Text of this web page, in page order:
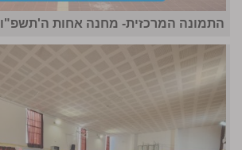
התמונה המרכזית- מחנה אחות ה'תשפ"ו